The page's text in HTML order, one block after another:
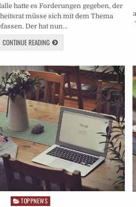
hatte es Forderungen gegeben, der
müsse sich mit dem Thema
Der hat nun…
CONTINUE READING
Posted
TOPPNEWS